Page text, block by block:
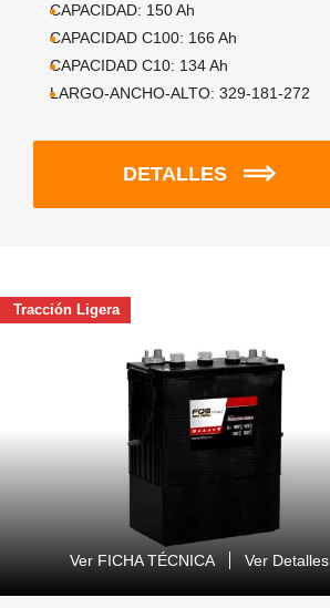
CAPACIDAD: 150Ah
CAPACIDAD C100: 166 Ah
CAPACIDAD C10: 134Ah
LARGO-ANCHO-ALTO: 329-181-272
DETALLES
Tracción Ligera
Ver FICHA TÉCNICA Ver Detalles